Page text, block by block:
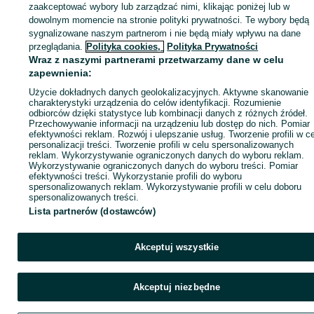
ID:777127744 Wyświetlenia:
zaakceptować wybory lub zarządzać nimi, klikając poniżej lub w
dowolnym momencie na stronie polityki prywatności. Te wybory będą
sygnalizowane naszym partnerom i nie będą miały wpływu na dane
przeglądania. Polityka cookies, Polityka Prywatności
Wraz z naszymi partnerami przetwarzamy dane w celu
zapewnienia:
Użycie dokładnych danych geolokalizacyjnych. Aktywne skanowanie
charakterystyki urządzenia do celów identyfikacji. Rozumienie
odbiorców dzięki statystyce lub kombinacji danych z różnych źródeł.
Przechowywanie informacji na urządzeniu lub dostęp do nich. Pomiar
efektywności reklam. Rozwój i ulepszanie usług. Tworzenie profili w
personalizacji treści. Tworzenie profili w celu spersonalizowanych
reklam. Wykorzystywanie ograniczonych danych do wyboru reklam.
Wykorzystywanie ograniczonych danych do wyboru treści. Pomiar
efektywności treści. Wykorzystanie profili do wyboru
spersonalizowanych reklam. Wykorzystywanie profili w celu doboru
spersonalizowanych treści.
Lista partnerów (dostawców)
Akceptuj wszystkie
Akceptuj niezbędne